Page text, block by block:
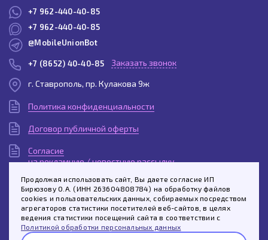
Продолжая использовать сайт, Вы даете согласие ИП
Бирюзову О.А. (ИНН 263604808784) на обработку файлов
cookies и пользовательских данных, собираемых посредством
агрегаторов статистики посетителей веб-сайтов, в целях
ведения статистики посещений сайта в соответствии с
Политикой обработки персональных данных
+7 962-440-40-85
+7 962-440-40-85
@MobileUnionBot
+7 (8652) 40-40-85 Заказать звонок
г. Ставрополь, пр. Кулакова 9ж
Политика конфиденциальности
Договор публичной оферты
Согласие
на рекламную / новостную рассылку
Согласие
на обработку персональных данных
Пользовательское
соглашение